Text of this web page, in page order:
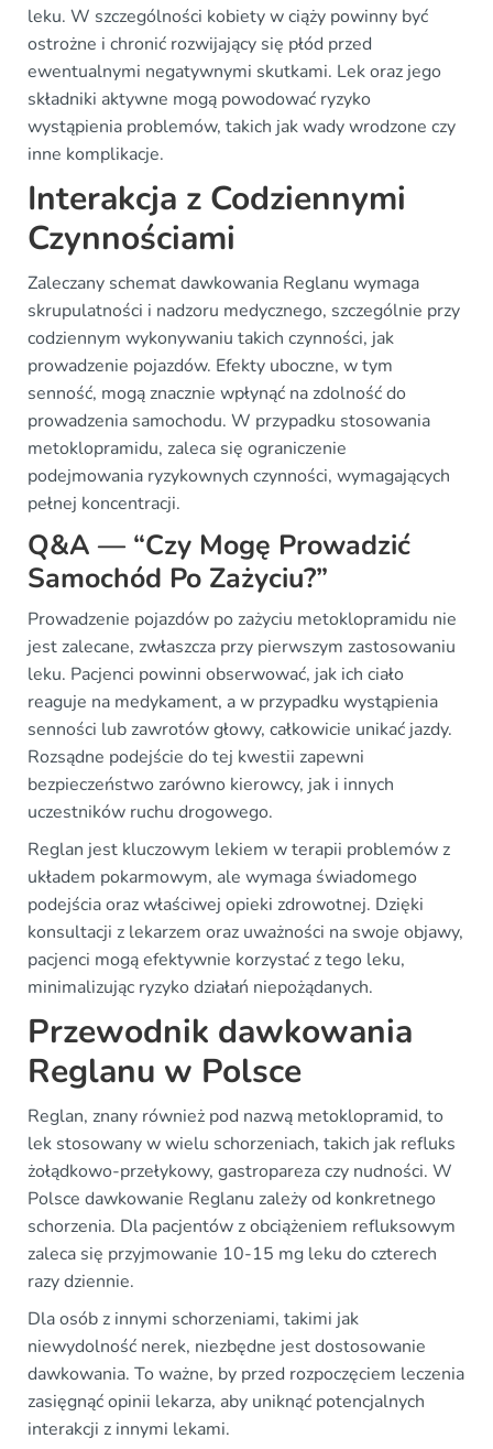
leku. W szczególności kobiety w ciąży powinny być
ostrożne i chronić rozwijający się płód przed
ewentualnymi negatywnymi skutkami. Lek oraz jego
składniki aktywne mogą powodować ryzyko
wystąpienia problemów, takich jak wady wrodzone czy
inne komplikacje.
Interakcja z Codziennymi
Czynnościami
Zaleczany schemat dawkowania Reglanu wymaga
skrupulatności i nadzoru medycznego, szczególnie przy
codziennym wykonywaniu takich czynności, jak
prowadzenie pojazdów. Efekty uboczne, w tym
senność, mogą znacznie wpłynąć na zdolność do
prowadzenia samochodu. W przypadku stosowania
metoklopramidu, zaleca się ograniczenie
podejmowania ryzykownych czynności, wymagających
pełnej koncentracji.
Q&A — “Czy Mogę Prowadzić
Samochód Po Zażyciu?”
Prowadzenie pojazdów po zażyciu metoklopramidu nie
jest zalecane, zwłaszcza przy pierwszym zastosowaniu
leku. Pacjenci powinni obserwować, jak ich ciało
reaguje na medykament, a w przypadku wystąpienia
senności lub zawrotów głowy, całkowicie unikać jazdy.
Rozsądne podejście do tej kwestii zapewni
bezpieczeństwo zarówno kierowcy, jak i innych
uczestników ruchu drogowego.
Reglan jest kluczowym lekiem w terapii problemów z
układem pokarmowym, ale wymaga świadomego
podejścia oraz właściwej opieki zdrowotnej. Dzięki
konsultacji z lekarzem oraz uważności na swoje objawy,
pacjenci mogą efektywnie korzystać z tego leku,
minimalizując ryzyko działań niepożądanych.
Przewodnik dawkowania
Reglanu w Polsce
Reglan, znany również pod nazwą metoklopramid, to
lek stosowany w wielu schorzeniach, takich jak refluks
żołądkowo-przełykowy, gastropareza czy nudności. W
Polsce dawkowanie Reglanu zależy od konkretnego
schorzenia. Dla pacjentów z obciążeniem refluksowym
zaleca się przyjmowanie 10-15 mg leku do czterech
razy dziennie.
Dla osób z innymi schorzeniami, takimi jak
niewydolność nerek, niezbędne jest dostosowanie
dawkowania. To ważne, by przed rozpoczęciem leczenia
zasięgnąć opinii lekarza, aby uniknąć potencjalnych
interakcji z innymi lekami.